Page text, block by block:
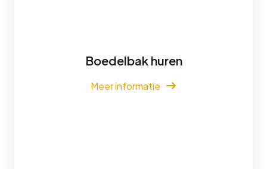
Boedelbak huren
Meer informatie